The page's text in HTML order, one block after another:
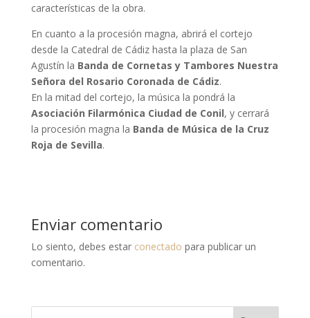
características de la obra.
En cuanto a la procesión magna, abrirá el cortejo
desde la Catedral de Cádiz hasta la plaza de San
Agustín la Banda de Cornetas y Tambores Nuestra
Señora del Rosario Coronada de Cádiz.
En la mitad del cortejo, la música la pondrá la
Asociación Filarmónica Ciudad de Conil, y cerrará
la procesión magna la Banda de Música de la Cruz
Roja de Sevilla.
Enviar comentario
Lo siento, debes estar conectado para publicar un
comentario.